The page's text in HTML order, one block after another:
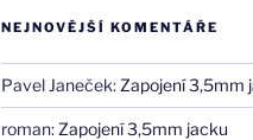
NEJNOVĚJŠÍ KOMENTÁŘE
Pavel Janeček: Zapojení 3,5mm
roman: Zapojení 3,5mm jacku